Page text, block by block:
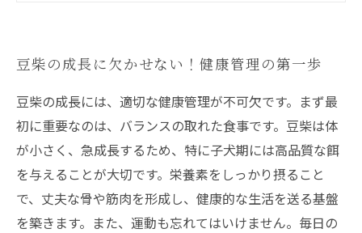
バイス
愛犬との豊かな生活を送るために、今できるこ
と
豆柴の健康管理で愛犬ライフを充実させよう！
豆柴の成長に欠かせない！健康管理の第一歩
豆柴の成長には、適切な健康管理が不可欠です。まず最
初に重要なのは、バランスの取れた食事です。豆柴は体
が小さく、急成長するため、特に子犬期には高品質な餌
を与えることが大切です。栄養素をしっかり摂ること
で、丈夫な骨や筋肉を形成し、健康的な生活を送る基盤
を築きます。また、運動も忘れてはいけません。毎日の